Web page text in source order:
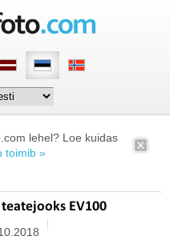
lehel? Loe kuidas
toimib »
EV100